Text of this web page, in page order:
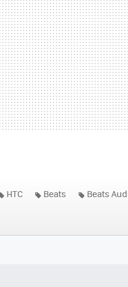
HTC Beats Beats